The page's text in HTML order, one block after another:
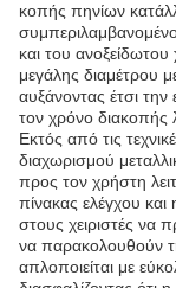
κοπής πηνίων
και του
μεγάλης διαμέτρου
αυξάνοντας έτσι την
τον χρόνο διακοπής
Εκτός από τις
διαχωρισμού
προς τον χρήστη
πίνακας ελέγχου
στους χειριστές να
να παρακολουθούν
απλοποιείται με